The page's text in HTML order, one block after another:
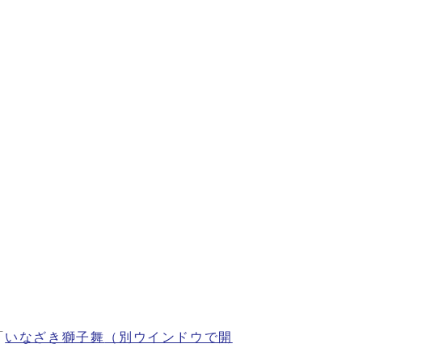
いなざき獅子舞 （別ウインドウで開